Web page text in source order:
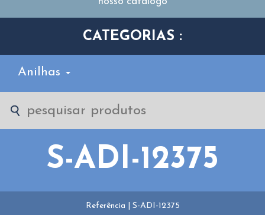
CATEGORIAS :
Anilhas
S-ADI-12375
Referência | S-ADI-12375